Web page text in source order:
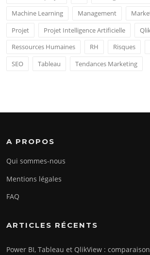
Machine Learning
Management
Projet
Projet Intelligence Artificielle
Ressources Humaines
RH Risques
SEO
Tableau Tendances Marketing
A PROPOS
Qui sommes-nous
Mentions légales
FAQ
ARTICLES RÉCENTS
Power BI, Tableau et QlikView :